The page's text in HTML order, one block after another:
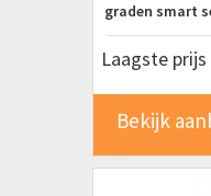
graden smart
selfiestick
gestuurde
Laagste prijs
Bekijk